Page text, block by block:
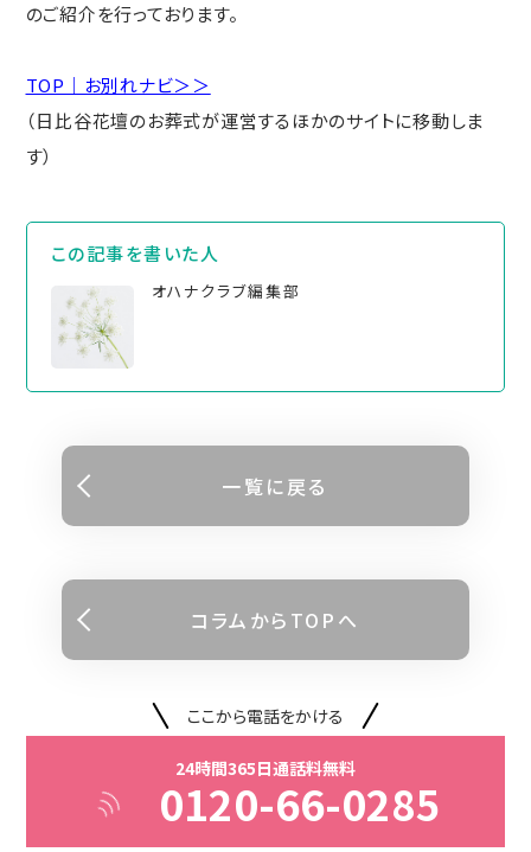
のご紹介を行っております。
TOP｜お別れナビ＞＞
（日比谷花壇のお葬式が運営するほかのサイトに移動しま
す）
この記事を書いた⼈
オハナクラブ編集部
⼀覧に戻る
コラムからTOPへ
ここから電話をかける
24時間365日通話料無料
0120-66-0285